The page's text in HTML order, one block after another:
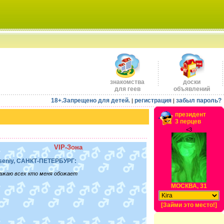
знакомства
для геев
доски
объявлений
18+.Запрещено для детей. | регистрация | забыл пароль?
VIP-Зона
САНКТ-ПЕТЕРБУРГ:
всех кто меня обожает
президент
3 перцев
<3
МОСКВА, 31
[Займи это место!]